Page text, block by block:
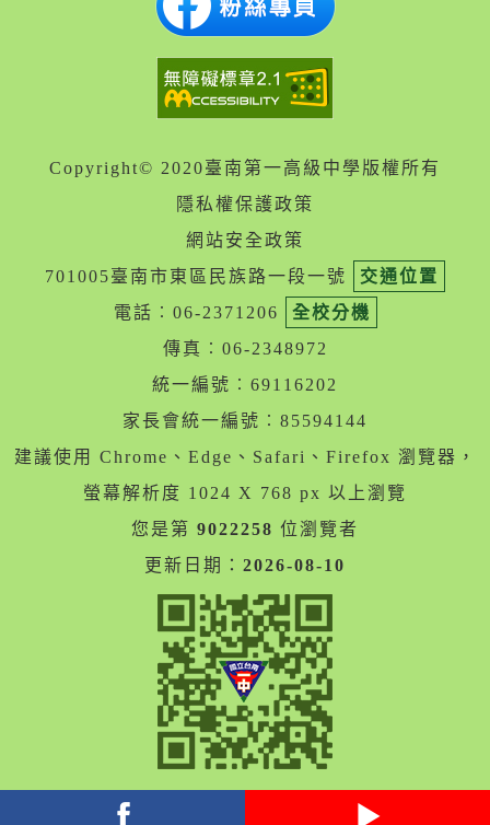
Copyright© 2020臺南第一高級中學版權所有
隱私權保護政策
網站安全政策
701005臺南市東區民族路一段一號
交通位置
電話︰06-2371206
全校分機
傳真︰06-2348972
統一編號︰69116202
家長會統一編號︰85594144
建議使用 Chrome、Edge、Safari、Firefox 瀏覽器，
螢幕解析度 1024 X 768 px 以上瀏覽
您是第 9022258 位瀏覽者
更新日期： 2026-08-10